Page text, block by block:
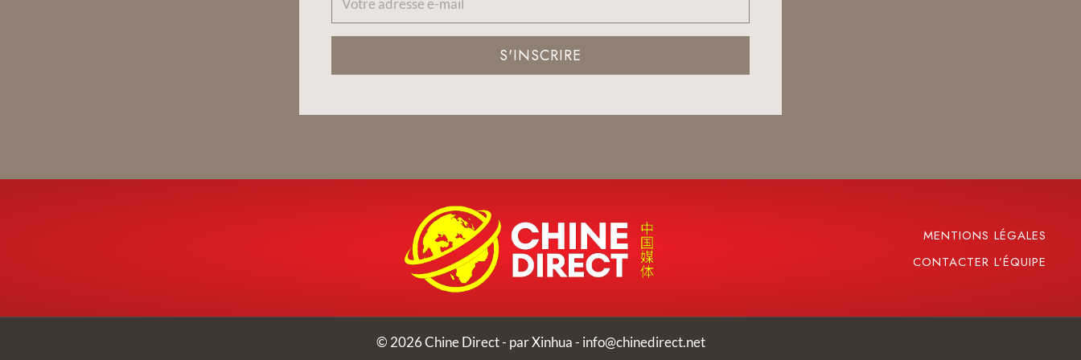
S'INSCRIRE
MENTIONS LÉGALES
CONTACTER L’ÉQUIPE
© 2026 Chine Direct - par Xinhua - info@chinedirect.net